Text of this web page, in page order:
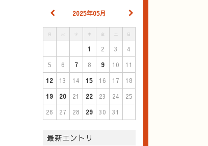
2025年05月
月 火 水 木 金 土 日
1 2 3
4
5
6 7 8 9 10
11
12
13 14 15 16 17
18
19
20 21 22 23 24
25
26
27 28 29 30 31
最新エントリ